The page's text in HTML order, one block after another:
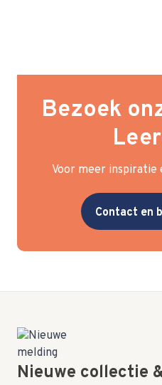
Bezoek
Voor meer inspiratie
Contact en
Nieuwe collectie